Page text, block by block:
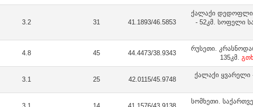
3.2 31 41.1893/46.5853
ქალაქი
- 52კმ. სოფელი
4.8 45 44.4473/38.9343
რუსეთი.
135კმ.
3.1 25 42.0115/45.9748
ქალაქი ყვარელი
სომხეთი.